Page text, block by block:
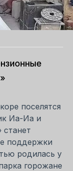
поселятся
Иа-Иа и
поддержки
родилась у
горожане